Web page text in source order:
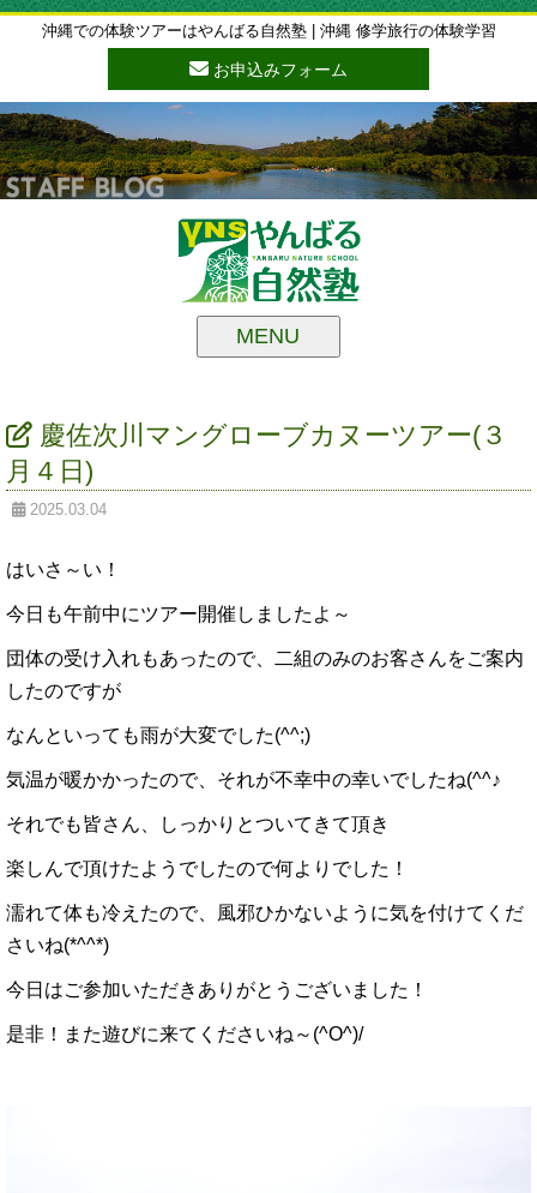
沖縄での体験ツアーはやんばる自然塾 | 沖縄 修学旅行の体験学習
お申込みフォーム
MENU
慶佐次川マングローブカヌーツアー(３
月４日)
2025.03.04
はいさ～い！
今日も午前中にツアー開催しましたよ～
団体の受け入れもあったので、二組のみのお客さんをご案内
したのですが
なんといっても雨が大変でした(^^;)
気温が暖かかったので、それが不幸中の幸いでしたね(^^♪
それでも皆さん、しっかりとついてきて頂き
楽しんで頂けたようでしたので何よりでした！
濡れて体も冷えたので、風邪ひかないように気を付けてくだ
さいね(*^^*)
今日はご参加いただきありがとうございました！
是非！また遊びに来てくださいね～(^O^)/